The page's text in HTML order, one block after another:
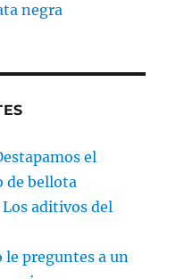
negra
el
de bellota
Los aditivos del
le preguntes a un